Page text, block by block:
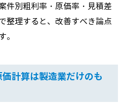
件別粗利率・原価率・見積差
整理すると、改善すべき論点
。
計算は製造業だけのも